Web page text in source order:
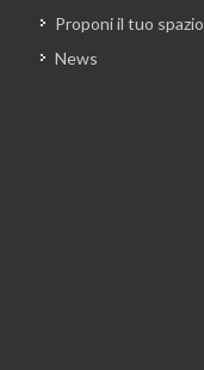
Proponi il tuo spazio
News